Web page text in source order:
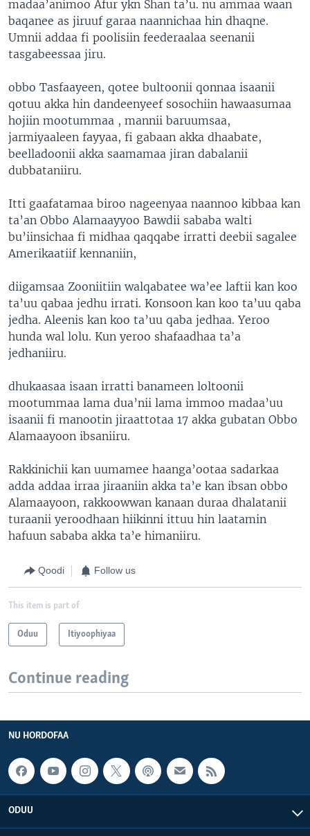
madaa’animoo Afur ykn Shan ta’u. nu ammaa waan
baqanee as jiruuf garaa naannichaa hin dhaqne.
Umnii addaa fi poolisiin feederaalaa seenanii
tasgabeessaa jiru.
obbo Tasfaayeen, qotee bultoonii qonnaa isaanii
qotuu akka hin dandeenyeef sosochiin hawaasumaa
hojiin mootummaa , mannii baruumsaa,
jarmiyaaleen fayyaa, fi gabaan akka dhaabate,
beelladoonii akka saamamaa jiran dabalanii
dubbataniiru.
Itti gaafatamaa biroo nageenyaa naannoo kibbaa kan
ta’an Obbo Alamaayyoo Bawdii sababa walti
bu’iinsichaa fi midhaa qaqqabe irratti deebii sagalee
Amerikaatiif kennaniin,
diigamsaa Zooniitiin walqabatee wa’ee laftii kan koo
ta’uu qabaa jedhu irrati. Konsoon kan koo ta’uu qaba
jedha. Aleenis kan koo ta’uu qaba jedhaa. Yeroo
hunda wal lolu. Kun yeroo shafaadhaa ta’a
jedhaniiru.
dhukaasaa isaan irratti banameen loltoonii
mootummaa lama dua’nii lama immoo madaa’uu
isaanii fi manootin jiraattotaa 17 akka gubatan Obbo
Alamaayoon ibsaniiru.
Rakkinichii kan uumamee haanga’ootaa sadarkaa
adda addaa irraa jiraaniin akka ta’e kan ibsan obbo
Alamaayoon, rakkoowwan kanaan duraa dhalatanii
turaanii yeroodhaan hiikinni ittuu hin laatamin
hafuun sababa akka ta’e himaniiru.
Qoodi Follow us
This item is part of
Oduu Itiyoophiyaa
Continue reading
NU HORDOFAA
ODUU